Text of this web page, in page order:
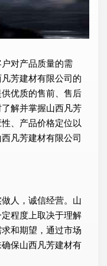
对产品质量的需
芳建材有限公司的
优质的售前、售后
解并掌握山西凡芳
、产品价格定位以
凡芳建材有限公司
人，诚信经营。山
程度上取决于理解
和期望，通过市场
保山西凡芳建材有